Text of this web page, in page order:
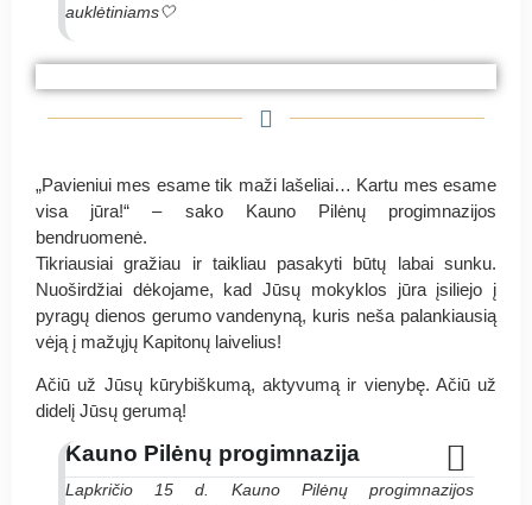
auklėtiniams🤍
#PyragasRugutei Kauno technologijų mokymo
centras
#PyragasRugutei Kauno technologijų mokymo
centras
#PyragasRugutei Kauno technologijų mokymo
centras
„Pavieniui mes esame tik maži lašeliai… Kartu mes esame
visa jūra!“ – sako Kauno Pilėnų progimnazijos
bendruomenė.
Tikriausiai gražiau ir taikliau pasakyti būtų labai sunku.
Nuoširdžiai dėkojame, kad Jūsų mokyklos jūra įsiliejo į
pyragų dienos gerumo vandenyną, kuris neša palankiausią
vėją į mažųjų Kapitonų laivelius!
Ačiū už Jūsų kūrybiškumą, aktyvumą ir vienybę. Ačiū už
didelį Jūsų gerumą!
Kauno Pilėnų progimnazija
Lapkričio 15 d. Kauno Pilėnų progimnazijos